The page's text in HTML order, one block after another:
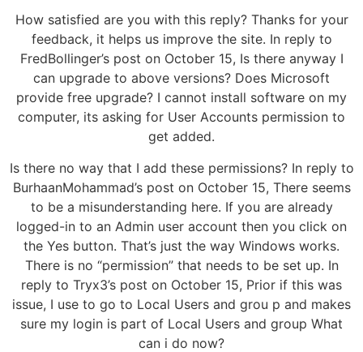
How satisfied are you with this reply? Thanks for your
feedback, it helps us improve the site. In reply to
FredBollinger’s post on October 15, Is there anyway I
can upgrade to above versions? Does Microsoft
provide free upgrade? I cannot install software on my
computer, its asking for User Accounts permission to
get added.
Is there no way that I add these permissions? In reply to
BurhaanMohammad’s post on October 15, There seems
to be a misunderstanding here. If you are already
logged-in to an Admin user account then you click on
the Yes button. That’s just the way Windows works.
There is no “permission” that needs to be set up. In
reply to Tryx3’s post on October 15, Prior if this was
issue, I use to go to Local Users and grou p and makes
sure my login is part of Local Users and group What
can i do now?